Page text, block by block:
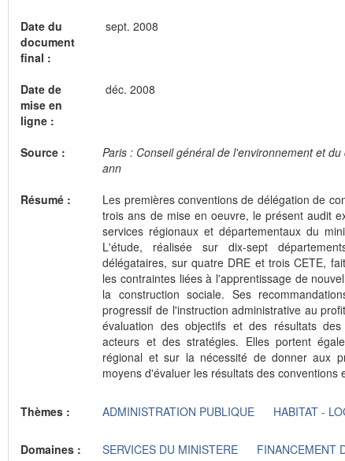
Date du
document
final :
sept. 2008
Date de
mise en
ligne :
déc. 2008
Source :
Paris : Conseil général de l'environnement et
ann
Résumé :
Les premières conventions de délégation de
trois ans de mise en oeuvre, le présent audit
services régionaux et départementaux du
L'étude, réalisée sur dix-sept
délégataires, sur quatre DRE et trois CETE,
les contraintes liées à l'apprentissage de
la construction sociale. Ses
progressif de l'instruction administrative au
évaluation des objectifs et des résultats
acteurs et des stratégies. Elles portent
régional et sur la nécessité de donner aux
moyens d'évaluer les résultats des conventions
Thèmes : ADMINISTRATION PUBLIQUE HABITAT -
Domaines : SERVICES DU MINISTERE FINANCEMENT